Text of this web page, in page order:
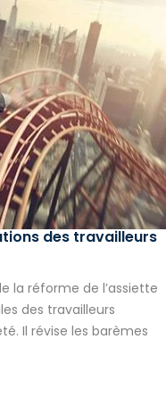
des travailleurs
la réforme de l’assiette
des travailleurs
Il révise les barèmes